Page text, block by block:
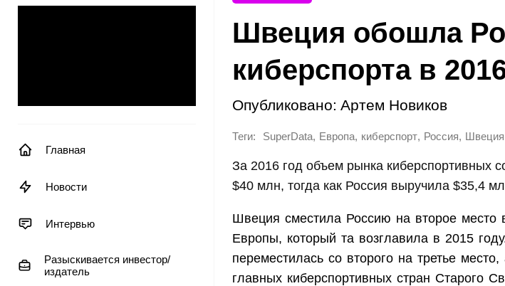
Главная
Новости
Интервью
Разыскивается инвестор/
издатель
Швеция обошла
киберспорта в
Опубликовано: Артем Новиков
Теги: SuperData, Европа, киберспорт, Россия, Швеция
За 2016 год объем рынка киберспортивных
$40 млн, тогда как Россия выручила $35,4
Швеция сместила Россию на второе место
Европы, который та возглавила в 2015
переместилась со второго на третье
главных киберспортивных стран Старого